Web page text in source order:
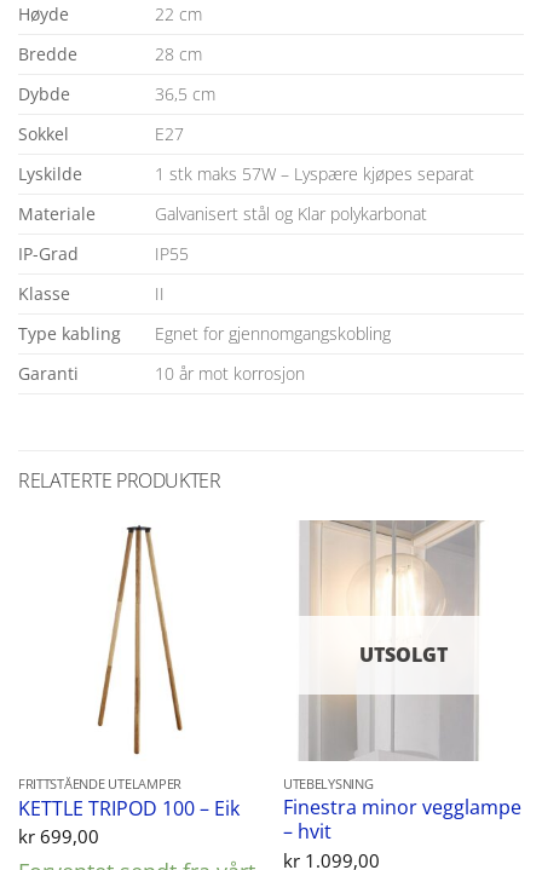
Høyde
22 cm
Bredde
28 cm
Dybde
36,5 cm
Sokkel
E27
Lyskilde
1 stk maks 57W – Lyspære kjøpes separat
Materiale
Galvanisert stål og Klar polykarbonat
IP-Grad
IP55
Klasse
II
Type kabling
Egnet for gjennomgangskobling
Garanti
10 år mot korrosjon
RELATERTE PRODUKTER
FRITTSTÅENDE UTELAMPER
KETTLE TRIPOD 100 – Eik
kr699,00
UTSOLGT
UTEBELYSNING
Finestra minor vegglampe
– hvit
kr1.099,00